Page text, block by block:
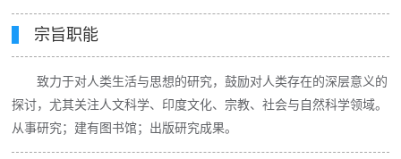
宗旨职能
致力于对人类生活与思想的研究，鼓励对人类存在的深层意义的
探讨，尤其关注人文科学、印度文化、宗教、社会与自然科学领域。
从事研究；建有图书馆；出版研究成果。